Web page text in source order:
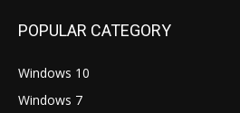
POPULAR CATEGORY
Windows 10
Windows 7